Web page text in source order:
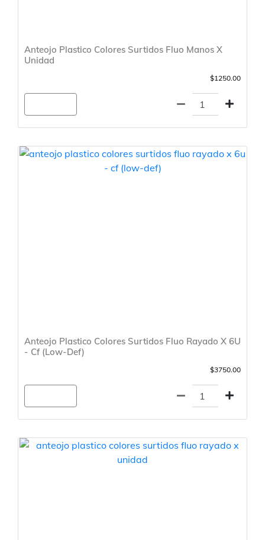
Anteojo Plastico Colores Surtidos Fluo Manos X
Unidad
$1250.00
Anteojo Plastico Colores Surtidos Fluo Rayado X 6U
- Cf (Low-Def)
$3750.00